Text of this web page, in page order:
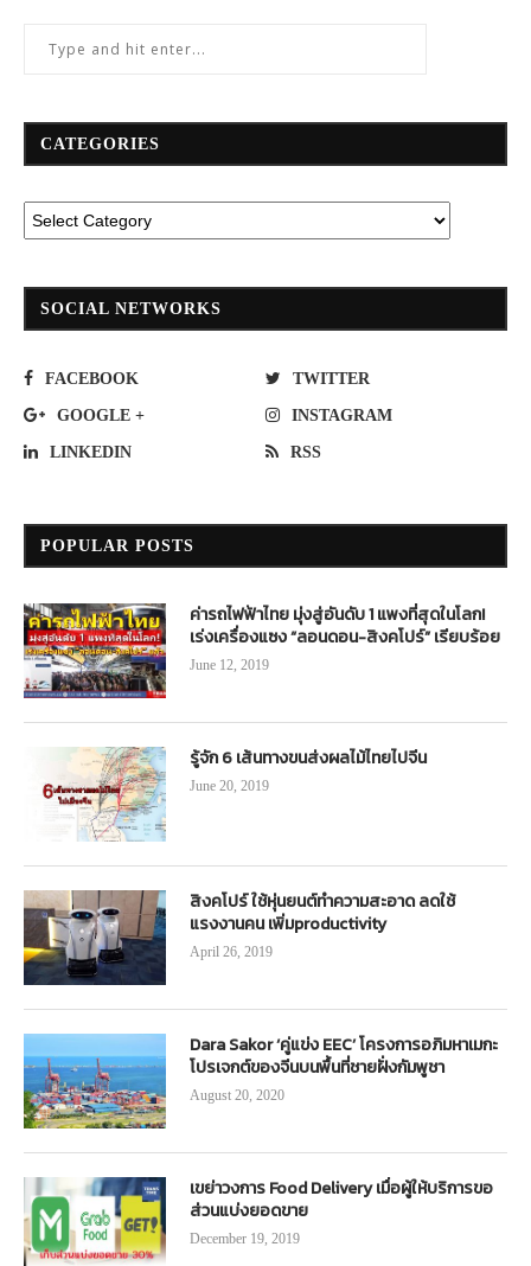
CATEGORIES
SOCIAL NETWORKS
FACEBOOK TWITTER
GOOGLE + INSTAGRAM
LINKEDIN RSS
POPULAR POSTS
ค่ารถไฟฟ้าไทย มุ่งสู่อันดับ 1 แพงที่สุดในโลก!
เร่งเครื่องแซง “ลอนดอน-สิงคโปร์” เรียบร้อย
June 12, 2019
รู้จัก 6 เส้นทางขนส่งผลไม้ไทยไปจีน
June 20, 2019
สิงคโปร์ ใช้หุ่นยนต์ทำความสะอาด ลดใช้
แรงงานคน เพิ่มproductivity
April 26, 2019
Dara Sakor ‘คู่แข่ง EEC’ โครงการอภิมหาเมกะ
โปรเจกต์ของจีนบนพื้นที่ชายฝั่งกัมพูชา
August 20, 2020
เขย่าวงการ Food Delivery เมื่อผู้ให้บริการขอ
ส่วนแบ่งยอดขาย
December 19, 2019